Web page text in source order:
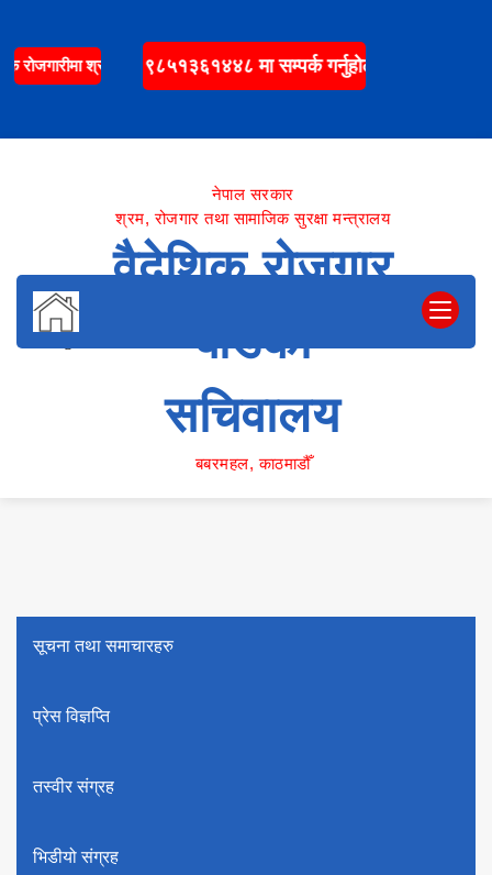
रोजगारीमा श्रम स्वीकृति लिई गएका र मृत्युवरण गरेका व्यक्तिहरुको लागि नि:शुल्क शव
लिन मो.न. ९८५१३६१४४८ मा सम्पर्क गर्नुहोला |
नेपाल सरकार
श्रम, रोजगार तथा सामाजिक सुरक्षा मन्त्रालय
वैदेशिक रोजगार
बोर्डको
सचिवालय
बबरमहल, काठमाडौँ
सूचना तथा समाचारहरु
प्रेस विज्ञप्ति
तस्वीर संग्रह
भिडीयो संग्रह